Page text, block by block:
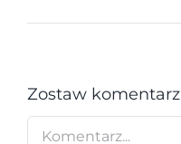
Zostaw komentarz
Comment